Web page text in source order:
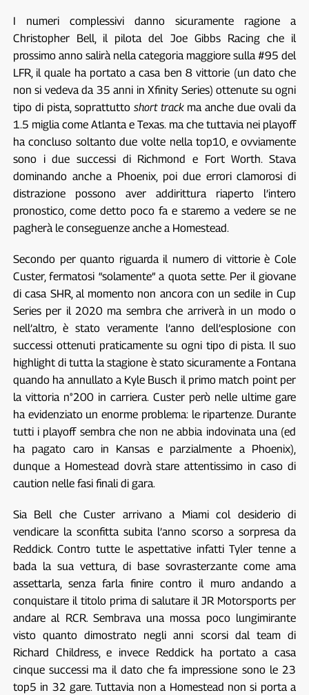
I numeri complessivi danno sicuramente ragione a
Christopher Bell, il pilota del Joe Gibbs Racing che il
prossimo anno salirà nella categoria maggiore sulla #95 del
LFR, il quale ha portato a casa ben 8 vittorie (un dato che
non si vedeva da 35 anni in Xfinity Series) ottenute su ogni
tipo di pista, soprattutto short trackma anche due ovali da
1.5 miglia come Atlanta e Texas. ma che tuttavia nei playoff
ha concluso soltanto due volte nella top10, e ovviamente
sono i due successi di Richmond e Fort Worth. Stava
dominando anche a Phoenix, poi due errori clamorosi di
distrazione possono aver addirittura riaperto l’intero
pronostico, come detto poco fa e staremo a vedere se ne
pagherà le conseguenze anche a Homestead.
Secondo per quanto riguarda il numero di vittorie è Cole
Custer, fermatosi “solamente” a quota sette. Per il giovane
di casa SHR, al momento non ancora con un sedile in Cup
Series per il 2020 ma sembra che arriverà in un modo o
nell’altro, è stato veramente l’anno dell’esplosione con
successi ottenuti praticamente su ogni tipo di pista. Il suo
highlight di tutta la stagione è stato sicuramente a Fontana
quando ha annullato a Kyle Busch il primo match point per
la vittoria n°200 in carriera. Custer però nelle ultime gare
ha evidenziato un enorme problema: le ripartenze. Durante
tutti i playoff sembra che non ne abbia indovinata una (ed
ha pagato caro in Kansas e parzialmente a Phoenix),
dunque a Homestead dovrà stare attentissimo in caso di
caution nelle fasi finali di gara.
Sia Bell che Custer arrivano a Miami col desiderio di
vendicare la sconfitta subita l’anno scorso a sorpresa da
Reddick. Contro tutte le aspettative infatti Tyler tenne a
bada la sua vettura, di base sovrasterzante come ama
assettarla, senza farla finire contro il muro andando a
conquistare il titolo prima di salutare il JR Motorsports per
andare al RCR. Sembrava una mossa poco lungimirante
visto quanto dimostrato negli anni scorsi dal team di
Richard Childress, e invece Reddick ha portato a casa
cinque successi ma il dato che fa impressione sono le 23
top5 in 32 gare. Tuttavia non a Homestead non si porta a